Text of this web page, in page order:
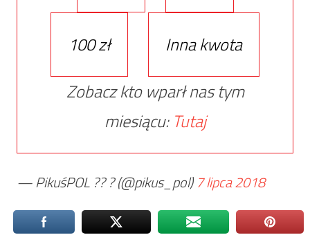
100 zł
Inna kwota
Zobacz kto wparł nas tym
miesiącu: Tutaj
— PikuśPOL ?? ?‏ (@pikus_pol)7 lipca 2018